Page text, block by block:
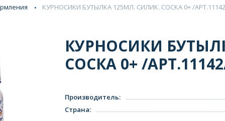
КУРНОСИКИ БУТЫЛКА 125МЛ. СИЛИК. СОСКА 0+ /
КУРНОСИКИ
СОСКА 0+ /
Производитель:
Страна: